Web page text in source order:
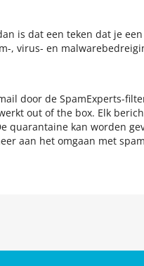
is dat een teken dat je
, virus- en
door de SpamExperts-
out of the box. Elk
quarantaine kan worden
aan het omgaan met